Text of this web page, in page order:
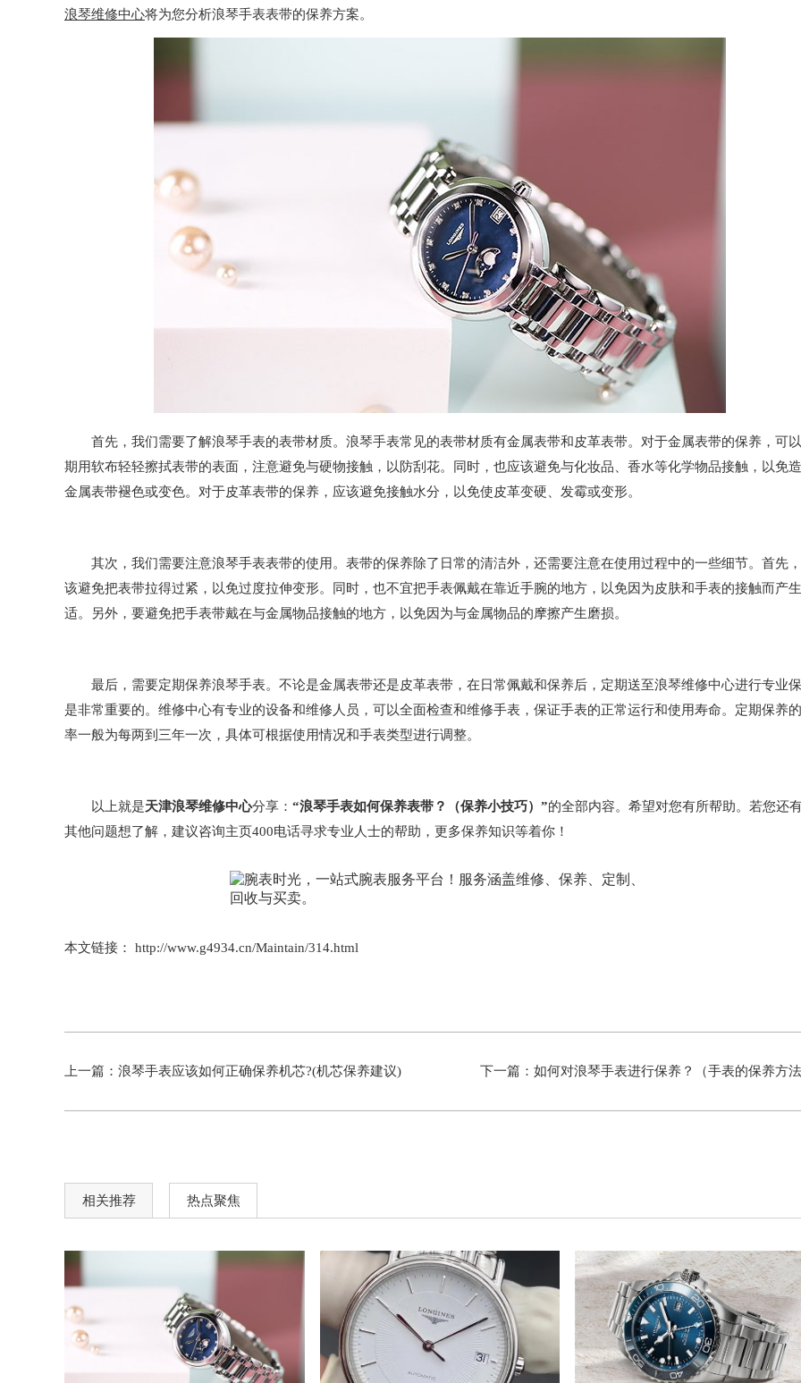
浪琴维修中心将为您分析浪琴手表表带的保养方案。
首先，我们需要了解浪琴手表的表带材质。浪琴手表常见的表带材质有金属表带和皮革表带。对于金属表带的保养，可
期用软布轻轻擦拭表带的表面，注意避免与硬物接触，以防刮花。同时，也应该避免与化妆品、香水等化学物品接触，以免
金属表带褪色或变色。对于皮革表带的保养，应该避免接触水分，以免使皮革变硬、发霉或变形。
其次，我们需要注意浪琴手表表带的使用。表带的保养除了日常的清洁外，还需要注意在使用过程中的一些细节。首先
该避免把表带拉得过紧，以免过度拉伸变形。同时，也不宜把手表佩戴在靠近手腕的地方，以免因为皮肤和手表的接触而产
适。另外，要避免把手表带戴在与金属物品接触的地方，以免因为与金属物品的摩擦产生磨损。
最后，需要定期保养浪琴手表。不论是金属表带还是皮革表带，在日常佩戴和保养后，定期送至浪琴维修中心进行专业
是非常重要的。维修中心有专业的设备和维修人员，可以全面检查和维修手表，保证手表的正常运行和使用寿命。定期保养
率一般为每两到三年一次，具体可根据使用情况和手表类型进行调整。
以上就是天津浪琴维修中心分享： “浪琴手表如何保养表带？（保养小技巧）”的全部内容。希望对您有所帮助。若您还
其他问题想了解，建议咨询主页400电话寻求专业人士的帮助，更多保养知识等着你！
本文链接： http://www.g4934.cn/Maintain/314.html
上一篇： 浪琴手表应该如何正确保养机芯?(机芯保养建议) 下一篇： 如何对浪琴手表进行保养？（手表的保养方法
相关推荐 热点聚焦